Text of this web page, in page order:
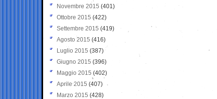
Novembre 2015 (401)
Ottobre 2015 (422)
Settembre 2015 (419)
Agosto 2015 (416)
Luglio 2015 (387)
Giugno 2015 (396)
Maggio 2015 (402)
Aprile 2015 (407)
Marzo 2015 (428)